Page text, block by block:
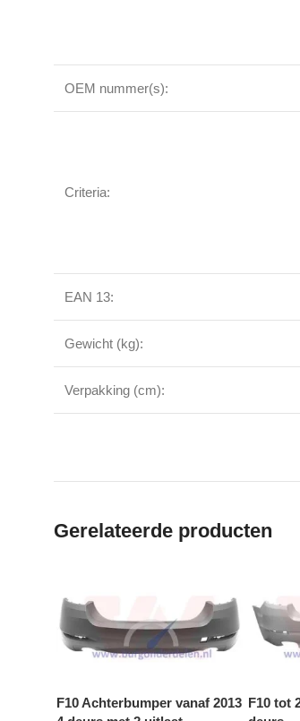
OEM nummer(s):
Criteria:
EAN 13:
Gewicht (kg):
Verpakking (cm):
Gerelateerde producten
F10 Achterbumper vanaf 2013 F10 tot